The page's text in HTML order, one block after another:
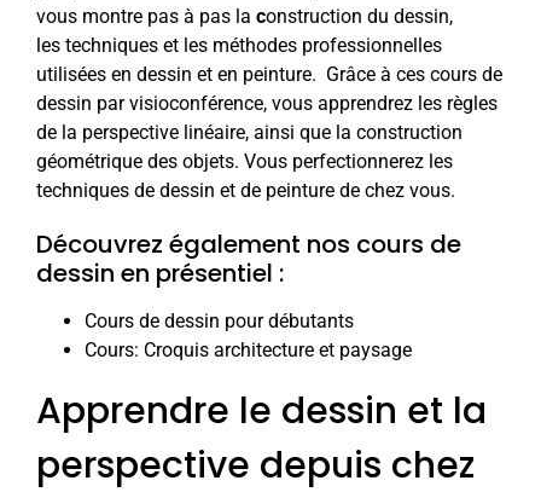
vous montre pas à pas la construction du dessin,
les techniques et les méthodes professionnelles
utilisées en dessin et en peinture. Grâce à ces cours de
dessin par visioconférence, vous apprendrez les règles
de la perspective linéaire, ainsi que la construction
géométrique des objets. Vous perfectionnerez les
techniques de dessin et de peinture de chez vous.
Découvrez également nos cours de
dessin en présentiel :
Cours de dessin pour débutants
Cours: Croquis architecture et paysage
Apprendre le dessin et la
perspective depuis chez